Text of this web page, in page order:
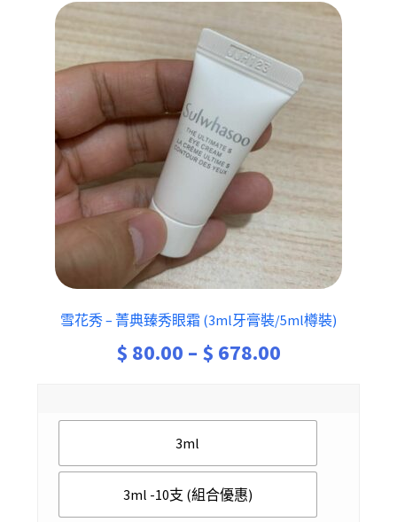
雪花秀 – 菁典臻秀眼霜 (3ml牙膏裝/5ml樽裝)
$ 80.00 – $ 678.00
$ 80.00
3ml
3ml -10支 (組合優惠)